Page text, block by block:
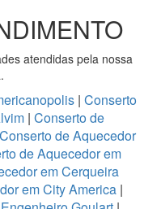
atendidas pela nossa
| Conserto
| Conserto de
Conserto de Aquecedor
de Aquecedor em
em Cerqueira
em City America |